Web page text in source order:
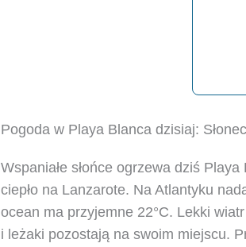
Pogoda w Playa Blanca dzisiaj:
Wspaniałe słońce ogrzewa dziś
ciepło na Lanzarote. Na Atlantyku
ocean ma przyjemne 22°C. Lekki
i leżaki pozostają na swoim miejscu.